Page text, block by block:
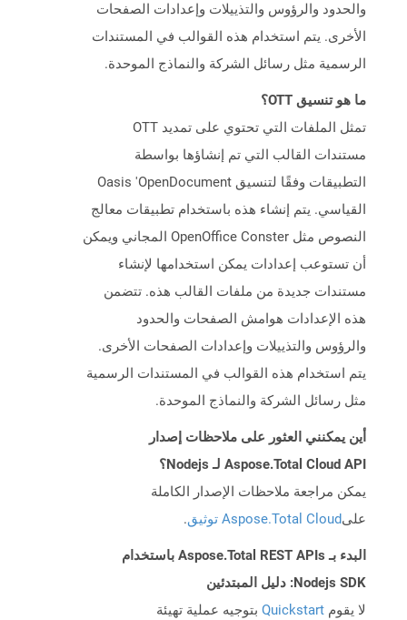
والحدود والرؤوس والتذييلات وإعدادات الصفحات
الأخرى. يتم استخدام هذه القوالب في المستندات
الرسمية مثل رسائل الشركة والنماذج الموحدة.
ما هو تنسيق OTT؟
تمثل الملفات التي تحتوي على تمديد OTT
مستندات القالب التي تم إنشاؤها بواسطة
التطبيقات وفقًا لتنسيق Oasis 'OpenDocument
القياسي. يتم إنشاء هذه باستخدام تطبيقات معالج
النصوص مثل OpenOffice Conster المجاني ويمكن
أن تستوعب إعدادات يمكن استخدامها لإنشاء
مستندات جديدة من ملفات القالب هذه. تتضمن
هذه الإعدادات هوامش الصفحات والحدود
والرؤوس والتذييلات وإعدادات الصفحات الأخرى.
يتم استخدام هذه القوالب في المستندات الرسمية
مثل رسائل الشركة والنماذج الموحدة.
أين يمكنني العثور على ملاحظات إصدار
Aspose.Total Cloud API لـ Nodejs؟
يمكن مراجعة ملاحظات الإصدار الكاملة
علىAspose.Total Cloud توثيق .
البدء بـ Aspose.Total REST APIs باستخدام
Nodejs SDK: دليل المبتدئين
لا يقوم Quickstart بتوجيه عملية تهيئة